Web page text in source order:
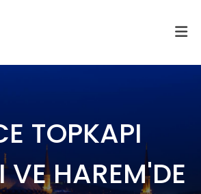
TOPKAPI
VE HAREM'DE